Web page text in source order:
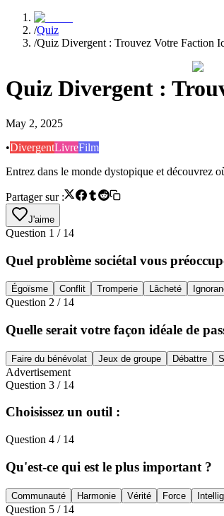
/Quiz
/Quiz Divergent : Trouvez Votre Faction
Quiz Divergent :
May 2, 2025
•DivergentLivreFilm
Entrez dans le monde dystopique et découvrez
Partager sur :
J'aime
Question 1 / 14
Quel problème sociétal vous
Égoïsme Conflit Tromperie Lâcheté
Question 2 / 14
Quelle serait votre façon idéale de
Faire du bénévolat Jeux de groupe Débattre
Advertisement
Question 3 / 14
Choisissez un outil :
Question 4 / 14
Qu'est-ce qui est le plus important ?
Communauté Harmonie Vérité Force
Question 5 / 14